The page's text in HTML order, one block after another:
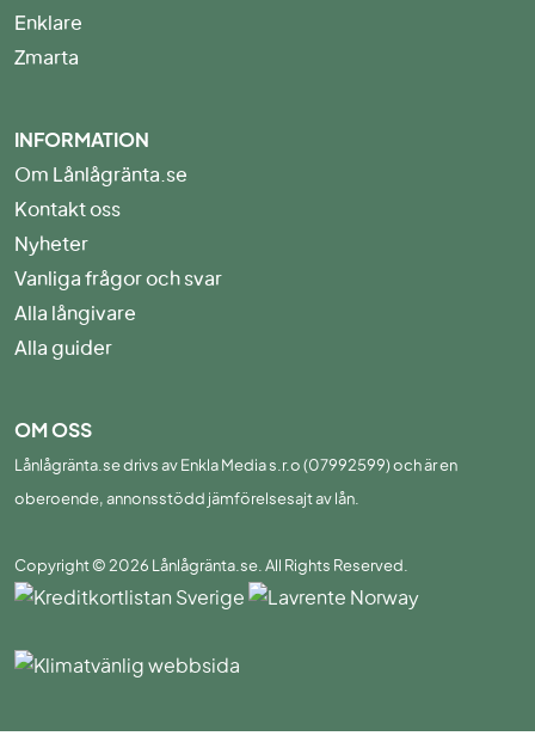
Enklare
Zmarta
INFORMATION
Om Lånlågränta.se
Kontakt oss
Nyheter
Vanliga frågor och svar
Alla långivare
Alla guider
OM OSS
Lånlågränta.se drivs av Enkla Media s.r.o (07992599) och är en
oberoende, annonsstödd jämförelsesajt av lån.
Copyright © 2026 Lånlågränta.se. All Rights Reserved.